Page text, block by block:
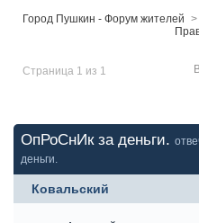
Город Пушкин - Форум жителей >
ОпРоСнИк за деньги.